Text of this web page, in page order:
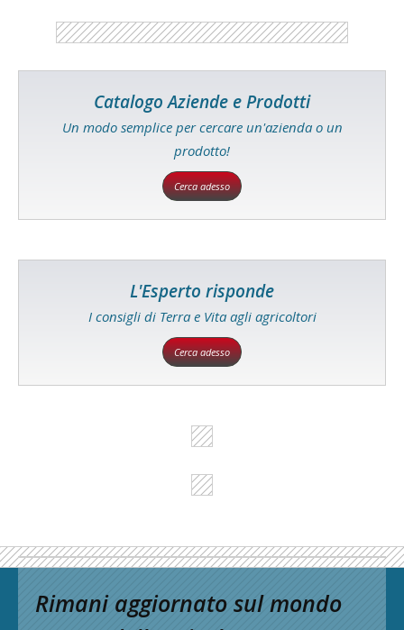
Catalogo Aziende e Prodotti
Un modo semplice per cercare un'azienda o un
prodotto!
Cerca adesso
L'Esperto risponde
I consigli di Terra e Vita agli agricoltori
Cerca adesso
Rimani aggiornato sul mondo